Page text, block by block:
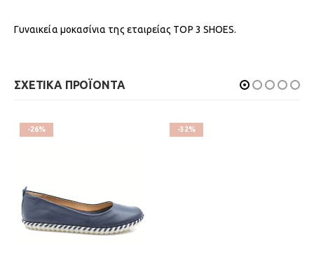
Γυναικεία μοκασίνια της εταιρείας TOP 3 SHOES.
ΣΧΕΤΙΚΑ ΠΡΟΪΟΝΤΑ
-26% -32%